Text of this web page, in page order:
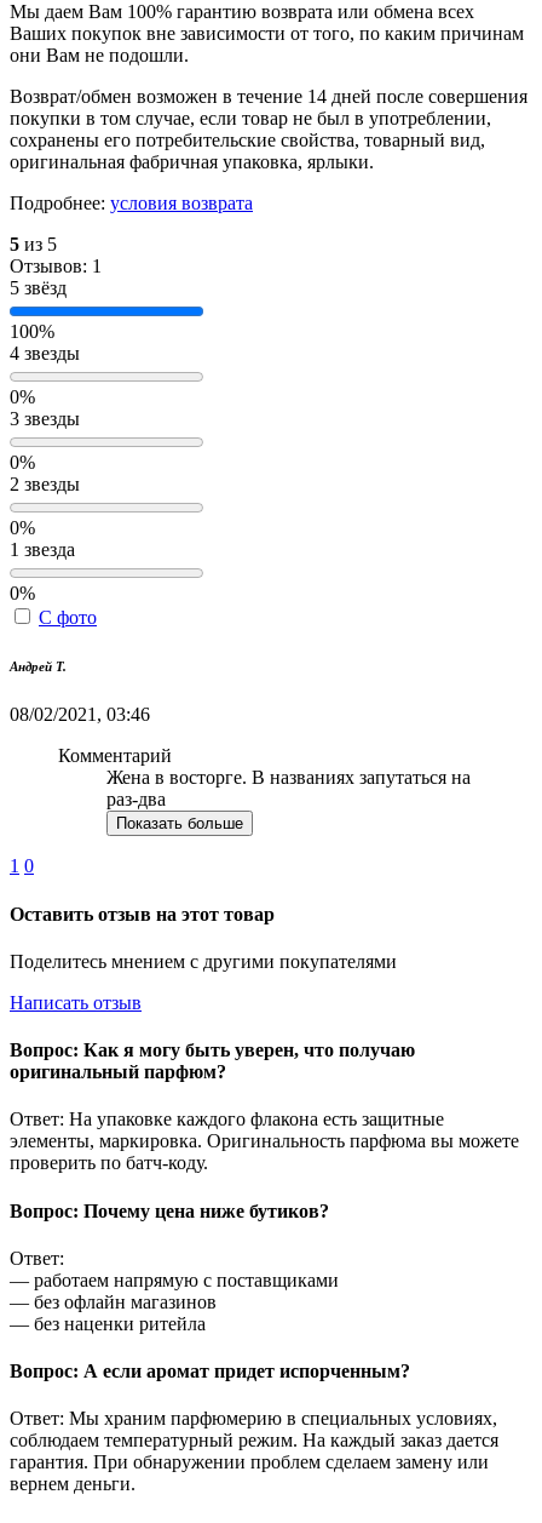
Мы даем Вам 100% гарантию возврата или обмена всех
Ваших покупок вне зависимости от того, по каким причинам
они Вам не подошли.
Возврат/обмен возможен в течение 14 дней после совершения
покупки в том случае, если товар не был в употреблении,
сохранены его потребительские свойства, товарный вид,
оригинальная фабричная упаковка, ярлыки.
Подробнее: условия возврата
5 из 5
Отзывов: 1
5 звёзд
100%
4 звезды
0%
3 звезды
0%
2 звезды
0%
1 звезда
0%
С фото
Андрей Т.
08/02/2021, 03:46
Комментарий
Жена в восторге. В названиях запутаться на
раз-два
Показать больше
1 0
Оставить отзыв на этот товар
Поделитесь мнением с другими покупателями
Написать отзыв
Вопрос: Как я могу быть уверен, что получаю
оригинальный парфюм?
Ответ: На упаковке каждого флакона есть защитные
элементы, маркировка. Оригинальность парфюма вы можете
проверить по батч-коду.
Вопрос: Почему цена ниже бутиков?
Ответ:
— работаем напрямую с поставщиками
— без офлайн магазинов
— без наценки ритейла
Вопрос: А если аромат придет испорченным?
Ответ: Мы храним парфюмерию в специальных условиях,
соблюдаем температурный режим. На каждый заказ дается
гарантия. При обнаружении проблем сделаем замену или
вернем деньги.